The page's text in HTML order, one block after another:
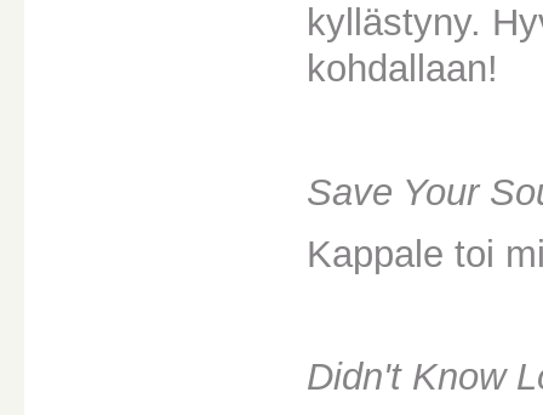
kyllästyny.
kohdallaan!
Save Your
Kappale toi
Didn't Know